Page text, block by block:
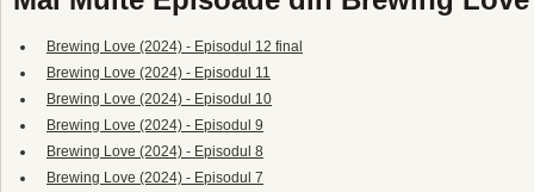
Brewing Love (2024) - Episodul 12 final
Brewing Love (2024) - Episodul 11
Brewing Love (2024) - Episodul 10
Brewing Love (2024) - Episodul 9
Brewing Love (2024) - Episodul 8
Brewing Love (2024) - Episodul 7